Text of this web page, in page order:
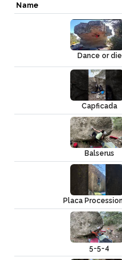
Name
Dance or die
Capficada
Balserus
Placa
5-5-4